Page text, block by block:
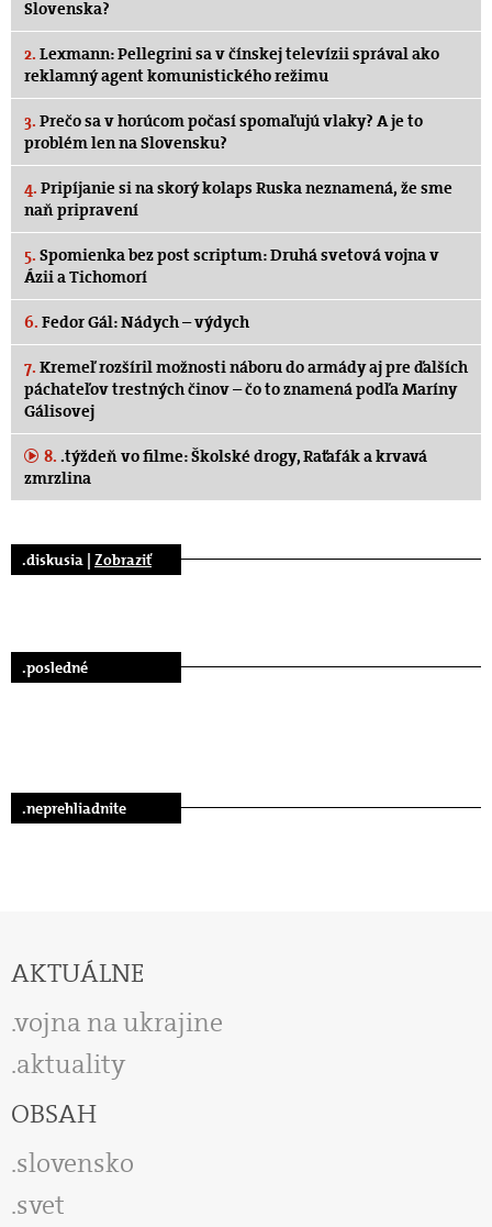
Slovenska?
2. Lexmann: Pellegrini sa v čínskej televízii správal ako
reklamný agent komunistického režimu
3. Prečo sa v horúcom počasí spomaľujú vlaky? A je to
problém len na Slovensku?
4. Pripíjanie si na skorý kolaps Ruska neznamená, že sme
naň pripravení
5. Spomienka bez post scriptum: Druhá svetová vojna v
Ázii a Tichomorí
6. Fedor Gál: Nádych – výdych
7. Kremeľ rozšíril možnosti náboru do armády aj pre ďalších
páchateľov trestných činov – čo to znamená podľa Maríny
Gálisovej
8. .týždeň vo filme: Školské drogy, Raťafák a krvavá
zmrzlina
.diskusia | Zobraziť
.posledné
.neprehliadnite
AKTUÁLNE
vojna na ukrajine
aktuality
OBSAH
slovensko
svet